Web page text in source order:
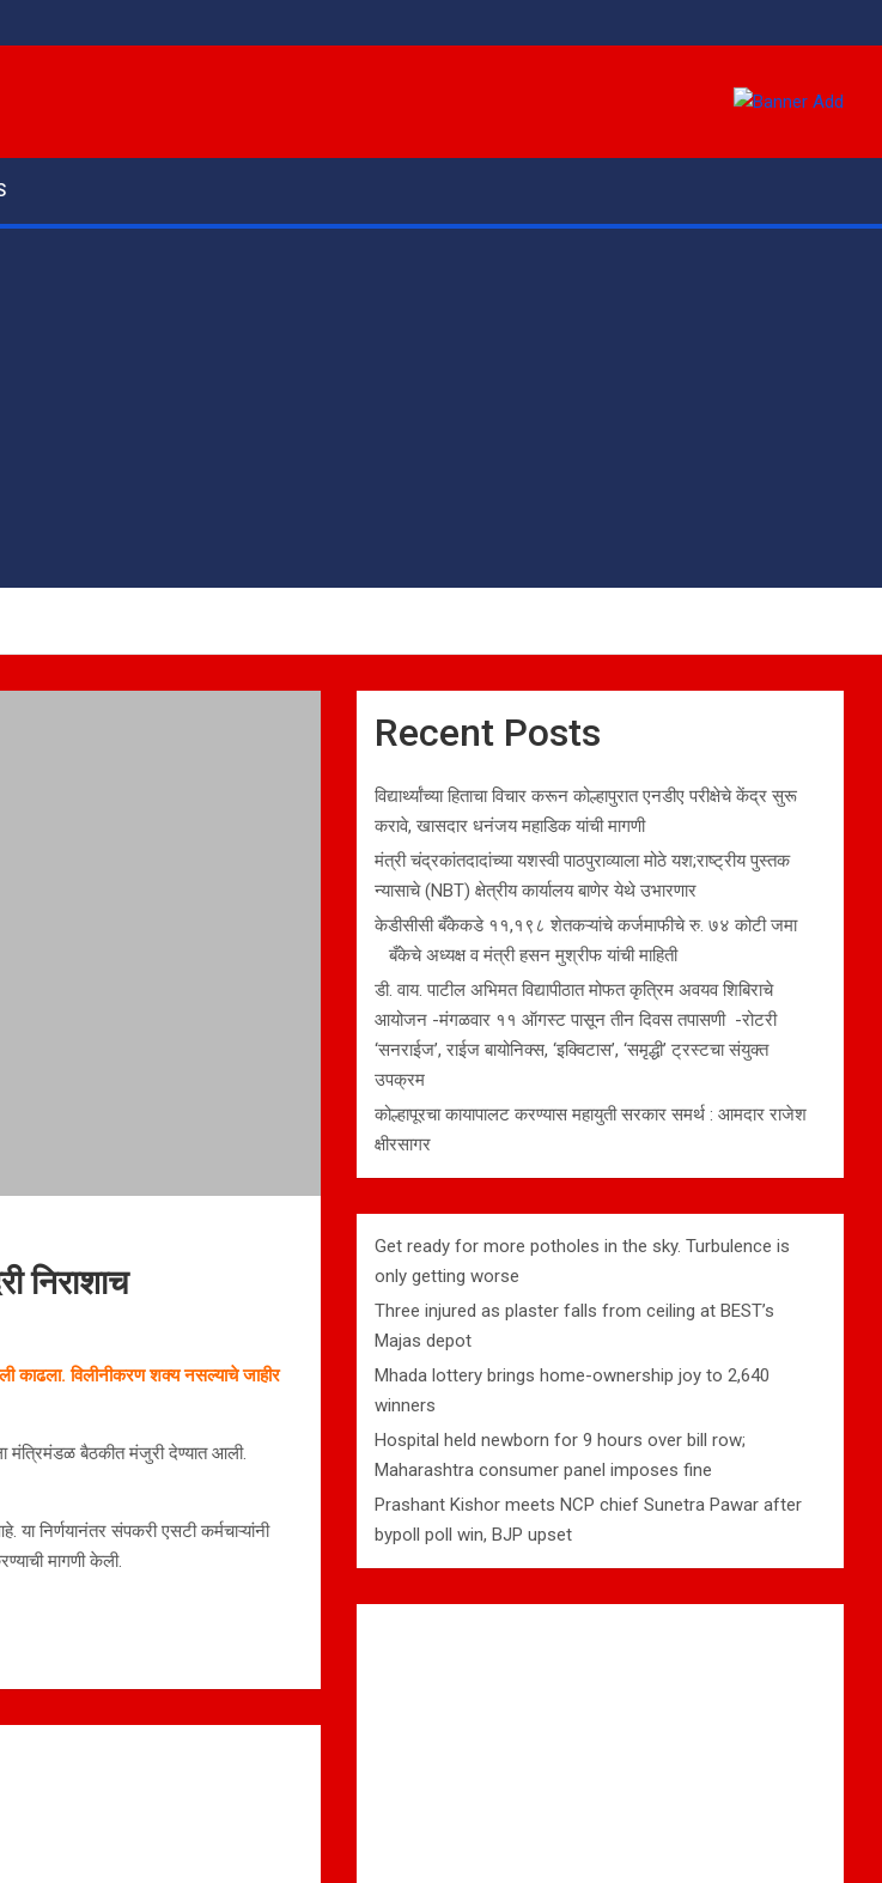
निराशाच
काढला. विलीनीकरण शक्य नसल्याचे जाहीर
मंत्रिमंडळ बैठकीत मंजुरी देण्यात आली.
या निर्णयानंतर संपकरी एसटी कर्मचाऱ्यांनी
मागणी केली.
Recent Posts
विद्यार्थ्यांच्या हिताचा विचार करून कोल्हापुरात एनडीए परीक्षेचे केंद्र सुरू
करावे, खासदार धनंजय महाडिक यांची मागणी
मंत्री चंद्रकांतदादांच्या यशस्वी पाठपुराव्याला मोठे यश;राष्ट्रीय पुस्तक
न्यासाचे (NBT) क्षेत्रीय कार्यालय बाणेर येथे उभारणार
केडीसीसी बँकेकडे ११,१९८ शेतकऱ्यांचे कर्जमाफीचे रु. ७४ कोटी जमा
बँकेचे अध्यक्ष व मंत्री हसन मुश्रीफ यांची माहिती
डी. वाय. पाटील अभिमत विद्यापीठात मोफत कृत्रिम अवयव शिबिराचे
आयोजन -मंगळवार ११ ऑगस्ट पासून तीन दिवस तपासणी -रोटरी
‘सनराईज’, राईज बायोनिक्स, ‘इक्विटास’, ‘समृद्धी’ ट्रस्टचा संयुक्त
उपक्रम
कोल्हापूरचा कायापालट करण्यास महायुती सरकार समर्थ : आमदार राजेश
क्षीरसागर
Get ready for more potholes in the sky. Turbulence is
only getting worse
Three injured as plaster falls from ceiling at BEST’s
Majas depot
Mhada lottery brings home-ownership joy to 2,640
winners
Hospital held newborn for 9 hours over bill row;
Maharashtra consumer panel imposes fine
Prashant Kishor meets NCP chief Sunetra Pawar after
bypoll poll win, BJP upset